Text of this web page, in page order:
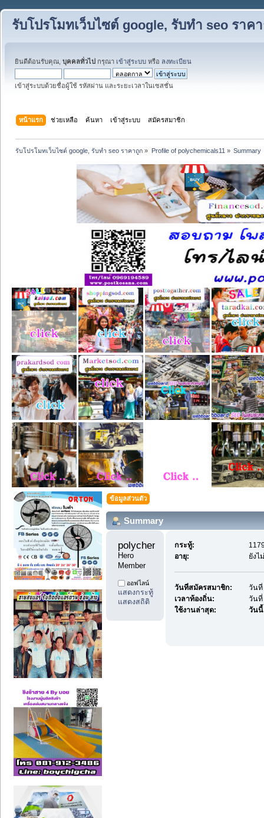
รับโปรโมทเว็บไซต์ google, รับทำ seo ราค
ยินดีต้อนรับคุณ, บุคคลทั่วไป กรุณา เข้าสู่ระบบ หรือ ลงทะเบียน
เข้าสู่ระบบด้วยชื่อผู้ใช้ รหัสผ่าน และระยะเวลาในเซสชั่น
หน้าแรก ช่วยเหลือ ค้นหา เข้าสู่ระบบ สมัครสมาชิก
รับโปรโมทเว็บไซต์ google, รับทำ seo ราคาถูก » Profile of polychemicals11 » Summary
ข้อมูลส่วนตัว
Summary
polychemicals11
Hero
Member
ออฟไลน์
แสดงกระทู้
แสดงสถิติ
กระทู้:
อายุ:
ยังไ
วันที่สมัครสมาชิก:
วันที่
เวลาท้องถิ่น:
วันที่
ใช้งานล่าสุด:
วันนี้